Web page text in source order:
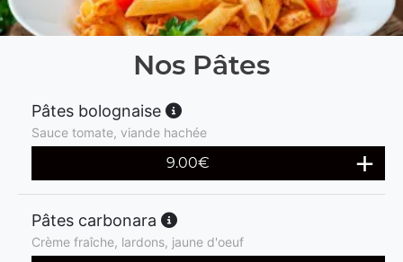
Nos Pâtes
Pâtes bolognaise
Sauce tomate, viande hachée
9.00€
Pâtes carbonara
Crème fraîche, lardons, jaune d'oeuf